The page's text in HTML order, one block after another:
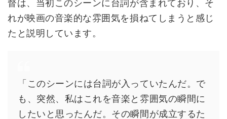
督は、当初このシーンに台詞が含まれており、そ
れが映画の音楽的な雰囲気を損ねてしまうと感じ
たと説明しています。
「このシーンには台詞が入っていたんだ。で
も、突然、私はこれを音楽と雰囲気の瞬間に
したいと思ったんだ。その瞬間が成立するた